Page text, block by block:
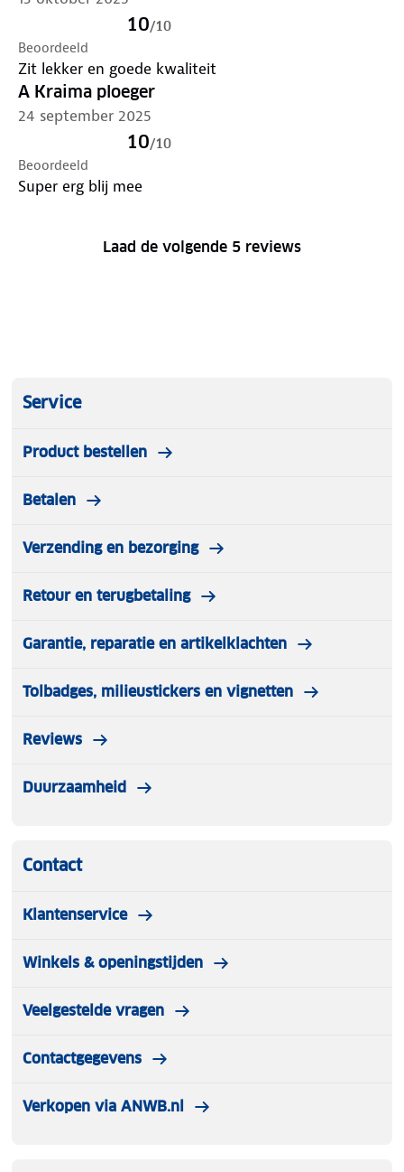
10/10
Beoordeeld
Zit lekker en goede kwaliteit
A Kraima ploeger
24 september 2025
10/10
Beoordeeld
Super erg blij mee
Laad de volgende 5 reviews
Service
Product bestellen
Betalen
Verzending en bezorging
Retour en terugbetaling
Garantie, reparatie en artikelklachten
Tolbadges, milieustickers en vignetten
Reviews
Duurzaamheid
Contact
Klantenservice
Winkels & openingstijden
Veelgestelde vragen
Contactgegevens
Verkopen via ANWB.nl